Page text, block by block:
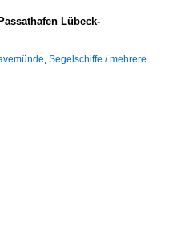
Lübeck-
, Segelschiffe / mehrere